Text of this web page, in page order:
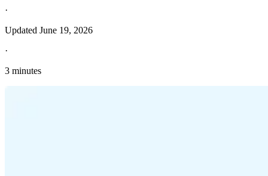
·
Updated June 19, 2026
·
3 minutes